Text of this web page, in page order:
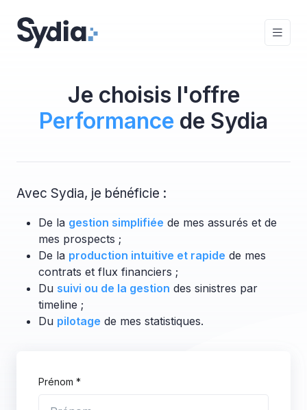
Je choisis l'offre
Performance de Sydia
Avec Sydia, je bénéficie :
De la gestion simplifiée de mes assurés et de
mes prospects ;
De la production intuitive et rapide de mes
contrats et flux financiers ;
Du suivi ou de la gestion des sinistres par
timeline ;
Du pilotage de mes statistiques.
Prénom *